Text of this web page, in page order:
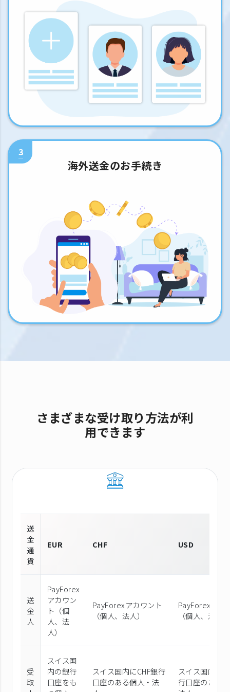
3
海外送金のお手続き
さまざまな受け取り方法が利
用できます
送
金
通
貨
EUR CHF USD
送
金
人
PayForex
アカウン
ト（個
⼈、法
⼈）
PayForexアカウント
（個⼈、法⼈）
PayForexアカ
（個⼈、法⼈）
受
取
スイス国
内の銀行
口座をも
スイス国内にCHF銀行
口座のある個人・法
スイス国内に
行口座のある